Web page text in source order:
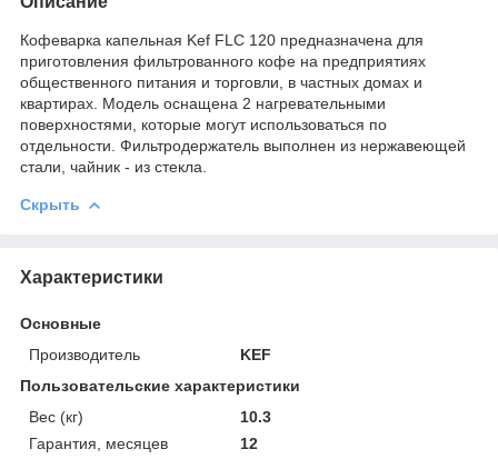
Кофеварка капельная Kef FLC 120 предназначена для
приготовления фильтрованного кофе на предприятиях
общественного питания и торговли, в частных домах и
квартирах. Модель оснащена 2 нагревательными
поверхностями, которые могут использоваться по
отдельности. Фильтродержатель выполнен из нержавеющей
стали, чайник - из стекла.
Скрыть
Характеристики
Основные
Производитель
KEF
Пользовательские характеристики
Вес (кг)
10.3
Гарантия, месяцев
12